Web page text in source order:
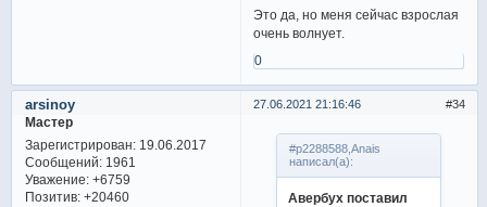
Это да, но меня сейчас взрослая
очень волнует.
0
34
27.06.2021 21:16:46
arsinoy
Мастер
Зарегистрирован: 19.06.2017
Сообщений:1961
Уважение: +6759
Позитив: +20460
#p2288588,Anais
написал(а):
Авербух поставил